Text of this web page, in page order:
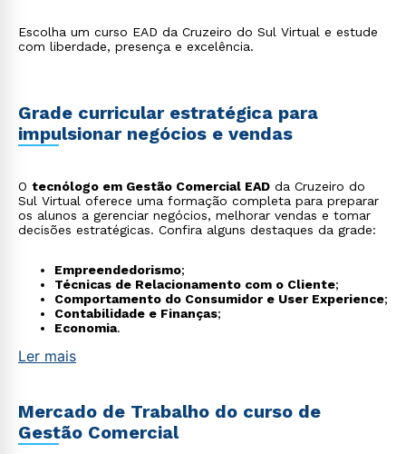
Escolha um curso EAD da Cruzeiro do Sul Virtual e estude
com liberdade, presença e excelência.
Grade curricular estratégica para
impulsionar negócios e vendas
O tecnólogo em Gestão Comercial EAD da Cruzeiro do
Sul Virtual oferece uma formação completa para preparar
os alunos a gerenciar negócios, melhorar vendas e tomar
decisões estratégicas. Confira alguns destaques da grade:
Empreendedorismo;
Técnicas de Relacionamento com o Cliente;
Comportamento do Consumidor e User Experience;
Contabilidade e Finanças;
Economia.
Ler mais
Mercado de Trabalho do curso de
Gestão Comercial